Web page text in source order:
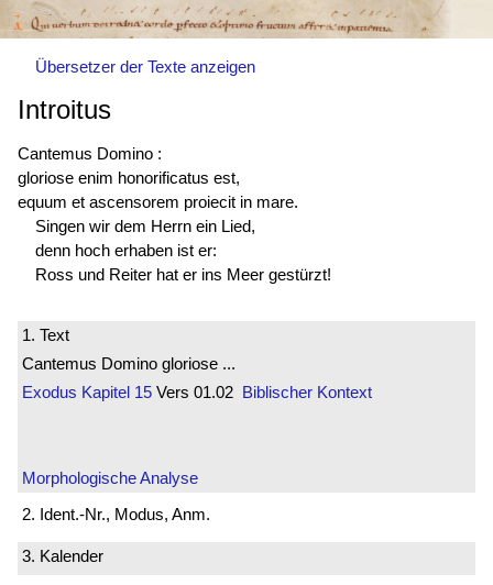
Übersetzer der Texte anzeigen
Introitus
Cantemus Domino :
gloriose enim honorificatus est,
equum et ascensorem proiecit in mare.
Singen wir dem Herrn ein Lied,
denn hoch erhaben ist er:
Ross und Reiter hat er ins Meer gestürzt!
1. Text
Cantemus Domino gloriose ...
Exodus Kapitel 15 Vers 01.02 Biblischer Kontext
Morphologische Analyse
2. Ident.-Nr., Modus, Anm.
3. Kalender